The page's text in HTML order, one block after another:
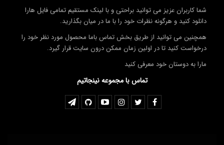
شما کاربران عزیز می توانید براحتی و با لینک مستقیم تمامی فایل هارا
دانلود کنید و هرگونه نظرات خود را با ما در میان بگذارید.
همچنین می توانید از طریق بخش تماس باما محصول مورد نظر خود را
درخواست کنید تا در اولین زمان ممکن درون سایت قرار گیرد.
مارا به دوستان خود معرفی کنید
تماس با مجموعه نینجاتیم